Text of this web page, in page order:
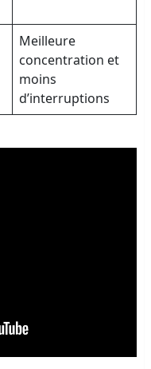
Meilleure
concentration et
moins
d’interruptions